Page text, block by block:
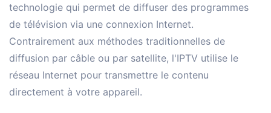
technologie qui permet de diffuser des programmes
de télévision via une connexion Internet.
Contrairement aux méthodes traditionnelles de
diffusion par câble ou par satellite, l'IPTV utilise le
réseau Internet pour transmettre le contenu
directement à votre appareil.